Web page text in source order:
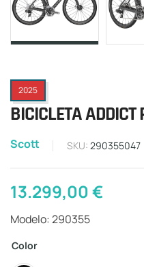
2025
BICICLETA ADDICT
Scott SKU: 290355047
13.299,00€
Modelo: 290355
Color